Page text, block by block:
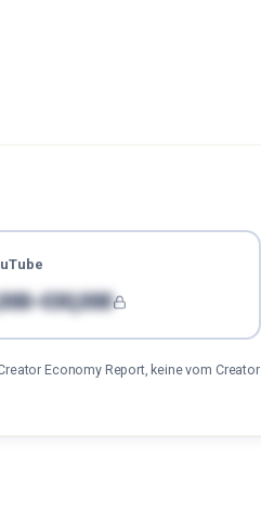
€00,000
Economy Report, keine vom Creator